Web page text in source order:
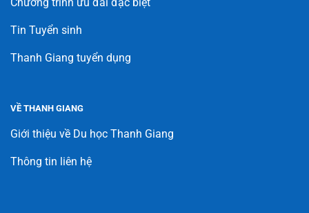
Chương trình ưu đãi đặc biệt
Tin Tuyển sinh
Thanh Giang tuyển dụng
VỀ THANH GIANG
Giới thiệu về Du học Thanh Giang
Thông tin liên hệ